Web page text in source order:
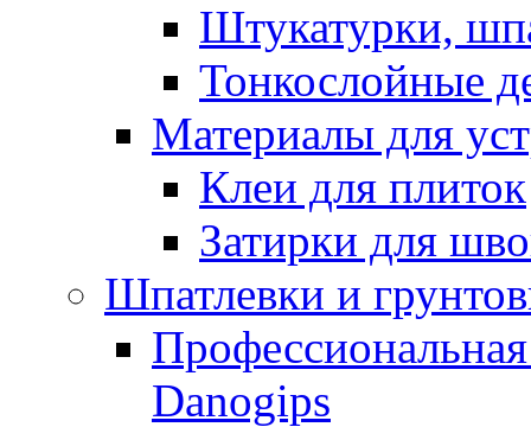
Штукатурки,
Тонкослойные
Материалы для
Клеи для плиток
Затирки для
Шпатлевки и
Danogips